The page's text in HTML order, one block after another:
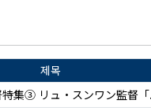
제목
集③ リュ・スンワン監督